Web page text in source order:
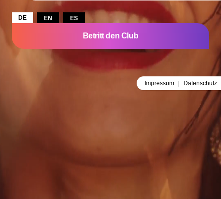
DE EN ES
Betritt den Club
Impressum | Datenschutz